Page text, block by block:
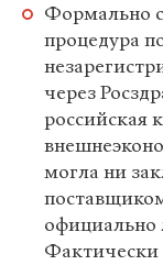
Формально с
процедура
через
российская
могла ни
официально
Фактически